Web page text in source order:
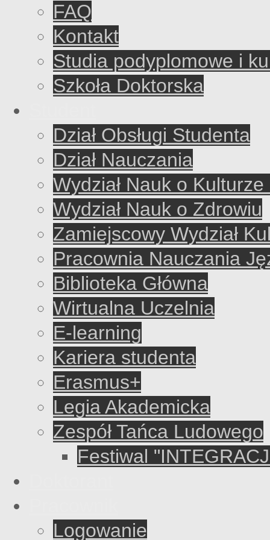
FAQ
Kontakt
Studia podyplomowe i
Szkoła Doktorska
Dział Obsługi Studenta
Dział Nauczania
Wydział Nauk o
Wydział Nauk o Zdrowiu
Zamiejscowy Wydział
Pracownia Nauczania
Biblioteka Główna
Wirtualna Uczelnia
E-learning
Kariera studenta
Erasmus+
Legia Akademicka
Zespół Tańca Ludowego
Festiwal
Logowanie